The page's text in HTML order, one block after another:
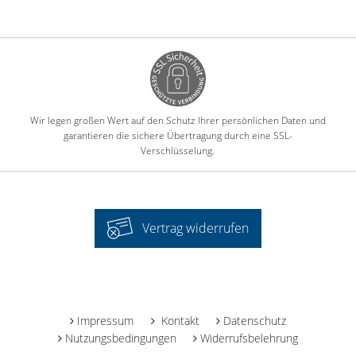
Wir legen großen Wert auf den Schutz Ihrer persönlichen Daten und
garantieren die sichere Übertragung durch eine SSL-
Verschlüsselung.
Vertrag widerrufen
Impressum Kontakt
Datenschutz
Nutzungsbedingungen
Widerrufsbelehrung